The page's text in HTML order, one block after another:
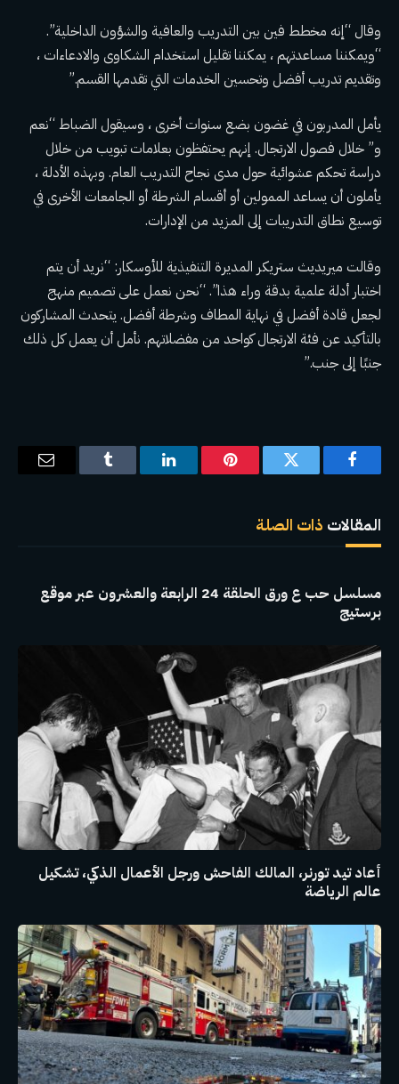
وقال “إنه مخطط فين بين التدريب والعافية والشؤون الداخلية”.
“ويمكننا مساعدتهم ، يمكننا تقليل استخدام الشكاوى والادعاءات ،
وتقديم تدريب أفضل وتحسين الخدمات التي تقدمها القسم.”
يأمل المدربون في غضون بضع سنوات أخرى ، وسيقول الضباط “نعم
و” خلال فصول الارتجال. إنهم يحتفظون بعلامات تبويب من خلال
دراسة تحكم عشوائية حول مدى نجاح التدريب العام. وبهذه الأدلة ،
يأملون أن يساعد الممولين أو أقسام الشرطة أو الجامعات الأخرى في
توسيع نطاق التدريبات إلى المزيد من الإدارات.
وقالت ميريديث ستريكر المديرة التنفيذية للأوسكار: “نريد أن يتم
اختبار أدلة علمية بدقة وراء هذا”. “نحن نعمل على تصميم منهج
لجعل قادة أفضل في نهاية المطاف وشرطة أفضل. يتحدث المشاركون
بالتأكيد عن فئة الارتجال كواحد من مفضلاتهم. نأمل أن يعمل كل ذلك
جنبًا إلى جنب.”
فيسبوك تويتر بينتيريستلينكدإن Tumblr
البريد
المقالات ذات الصلة
مسلسل حب ع ورق الحلقة 24 الرابعة والعشرون عبر موقع
برستيج
أعاد تيد تورنر، المالك الفاحش ورجل الأعمال الذكي، تشكيل
عالم الرياضة